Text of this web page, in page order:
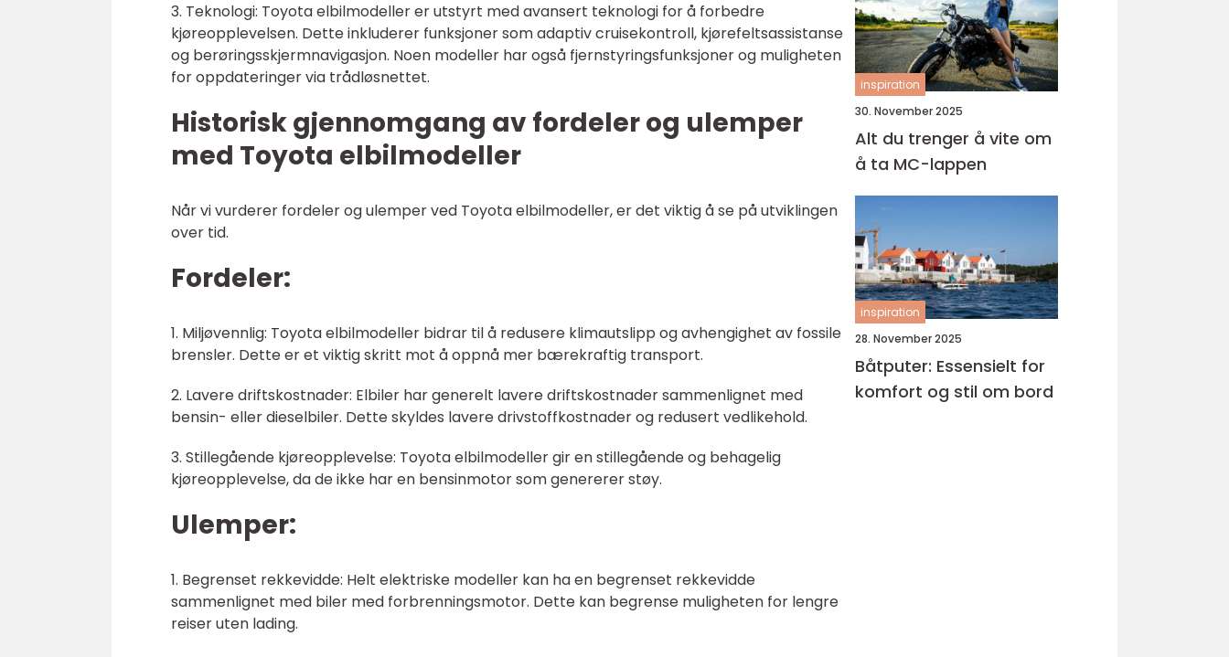
3. Teknologi: Toyota elbilmodeller er utstyrt med avansert teknologi for å forbedre
kjøreopplevelsen. Dette inkluderer funksjoner som adaptiv cruisekontroll, kjørefeltsassistanse
og berøringsskjermnavigasjon. Noen modeller har også fjernstyringsfunksjoner og muligheten
for oppdateringer via trådløsnettet.
Historisk gjennomgang av fordeler og ulemper
med Toyota elbilmodeller
Når vi vurderer fordeler og ulemper ved Toyota elbilmodeller, er det viktig å se på utviklingen
over tid.
Fordeler:
1. Miljøvennlig: Toyota elbilmodeller bidrar til å redusere klimautslipp og avhengighet av fossile
brensler. Dette er et viktig skritt mot å oppnå mer bærekraftig transport.
2. Lavere driftskostnader: Elbiler har generelt lavere driftskostnader sammenlignet med
bensin- eller dieselbiler. Dette skyldes lavere drivstoffkostnader og redusert vedlikehold.
3. Stillegående kjøreopplevelse: Toyota elbilmodeller gir en stillegående og behagelig
kjøreopplevelse, da de ikke har en bensinmotor som genererer støy.
Ulemper:
1. Begrenset rekkevidde: Helt elektriske modeller kan ha en begrenset rekkevidde
sammenlignet med biler med forbrenningsmotor. Dette kan begrense muligheten for lengre
reiser uten lading.
inspiration
30. November 2025
Alt du trenger å vite om
å ta MC-lappen
inspiration
28. November 2025
Båtputer: Essensielt for
komfort og stil om bord